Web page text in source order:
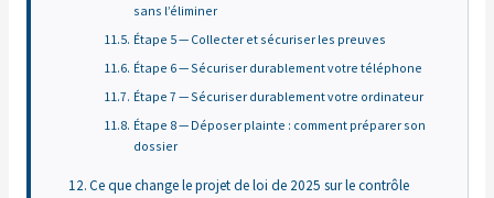
sans l’éliminer
Étape 5 — Collecter et sécuriser les preuves
Étape 6 — Sécuriser durablement votre téléphone
Étape 7 — Sécuriser durablement votre ordinateur
Étape 8 — Déposer plainte : comment préparer son
dossier
Ce que change le projet de loi de 2025 sur le contrôle